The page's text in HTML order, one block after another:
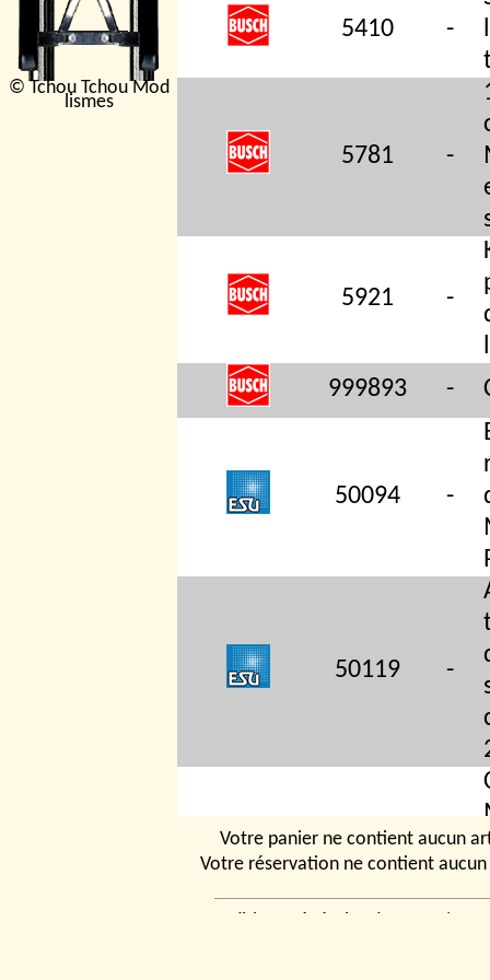
© Tchou Tchou Mod
lismes
5410 -
5781 -
5921 -
999893
-
50094 -
50119 -
Votre panier ne contient aucun
Votre réservation ne contient